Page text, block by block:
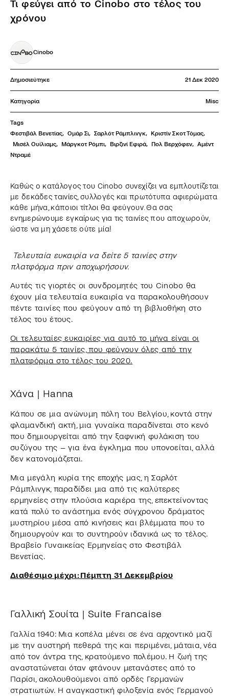
Τι φεύγει από το Cinobo στο τέλος του
χρόνου
Cinobo
Δημοσιεύτηκε 21 Δεκ 2020
Κατηγορία Misc
Tags
Φεστιβάλ Βενετίας, Ομάρ Σι, Σαρλότ Ράμπλινγκ, Κριστίν Σκοτ Τόμας,
Μισέλ Ουίλιαμς, Μάργκοτ Ρόμπι, Βιρζινί Εφιρά, Πολ Βερχόφεν, Αμέντ
Ντραμέ
Καθώς ο κατάλογος του Cinobo συνεχίζει να εμπλουτίζεται
με δεκάδες ταινίες, συλλογές και πρωτότυπα αφιερώματα
κάθε μήνα, κάποιοι τίτλοι θα φεύγουν. Θα σας
ενημερώνουμε εγκαίρως για τις ταινίες που αποχωρούν,
ώστε να μη χάσετε ούτε μία!
Τελευταία ευκαιρία να δείτε 5 ταινίες στην
πλατφόρμα πριν αποχωρήσουν.
Αυτές τις γιορτές οι συνδρομητές του Cinobo θα
έχουν μία τελευταία ευκαιρία να παρακολουθήσουν
πέντε ταινίες που φεύγουν από τη βιβλιοθήκη στο
τέλος του έτους.
Οι τελευταίες ευκαιρίες για αυτό το μήνα είναι οι
παρακάτω 5 ταινίες, που φεύγουν όλες από την
πλατφόρμα στο τέλος του 2020.
Χάνα | Hanna
Κάπου σε μια ανώνυμη πόλη του Βελγίου, κοντά στην
φλαμανδική ακτή, μια γυναίκα παραδίνεται στο κενό
που δημιουργείται από την ξαφνική φυλάκιση του
συζύγου της – για ένα έγκλημα που υπονοείται, αλλά
δεν κατονομάζεται.
Μια μεγάλη κυρία της εποχής μας, η Σαρλότ
Ράμπλινγκ, παραδίδει μια από τις καλύτερες
ερμηνείες στην πλούσια καριέρα της, επεκτείνοντας
κατά πολύ το ανάστημα ενός σύγχρονου δράματος
μυστηρίου μέσα από κινήσεις και βλέμματα που το
δημιουργούν και το συντηρούν ιδανικά ως το τέλος.
Βραβείο Γυναικείας Ερμηνείας στο Φεστιβάλ
Βενετίας.
Διαθέσιμο μέχρι: Πέμπτη 31 Δεκεμβρίου
Γαλλική Σουίτα | Suite Francaise
Γαλλία 1940: Μια κοπέλα μένει σε ένα αρχοντικό μαζί
με την αυστηρή πεθερά της και περιμένει, μάταια, νέα
από τον άντρα της, κρατούμενο πολέμου. Η ζωή της
αναστατώνεται όταν φτάνουν μετανάστες από το
Παρίσι, ακολουθούμενοι από ορδές Γερμανών
στρατιωτών. Η αναγκαστική φιλοξενία ενός Γερμανού